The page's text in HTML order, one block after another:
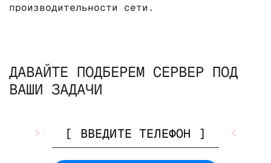
производительности сети.
ДАВАЙТЕ ПОДБЕРЕМ СЕРВЕР ПОД
ВАШИ ЗАДАЧИ